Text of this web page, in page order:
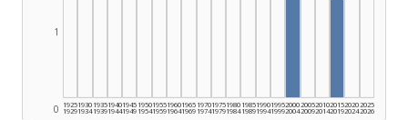
0
1
1925
1929
1930
1934
1935
1939
1940
1944
1945
1949
1950
1954
1955
1959
1960
1964
1965
1969
1970
1974
1975
1979
1980
1984
1985
1989
1990
1994
1995
1999
2000
2004
2005
2009
2010
2014
2015
2019
2020
2024
2025
2026